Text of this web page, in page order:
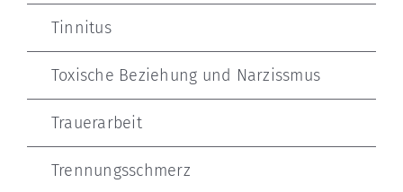
Tinnitus
Toxische Beziehung und Narzissmus
Trauerarbeit
Trennungsschmerz